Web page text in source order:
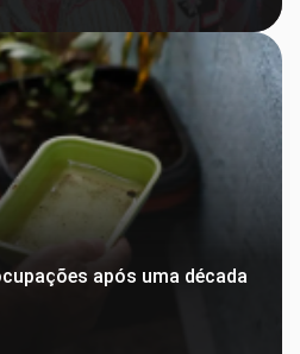
após uma década